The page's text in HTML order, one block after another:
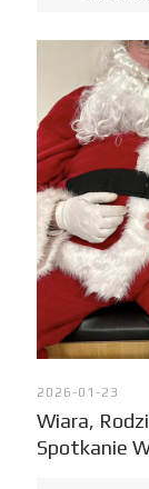
2026-01-23
Wiara,
Spotkanie